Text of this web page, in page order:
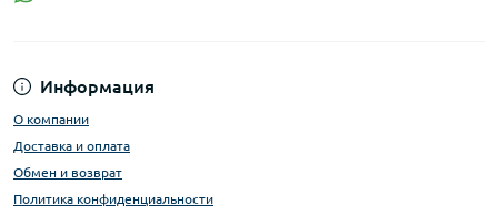
Информация
О компании
Доставка и оплата
Обмен и возврат
Политика конфиденциальности